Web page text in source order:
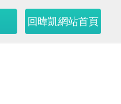
回暐凱網站首頁